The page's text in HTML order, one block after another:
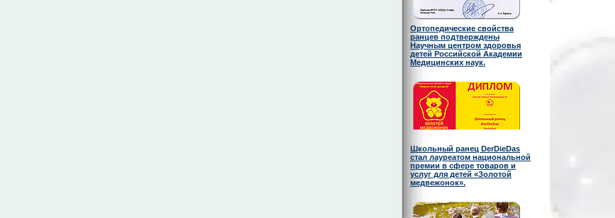
Ортопедические свойства
ранцев подтверждены
Научным центром здоровья
детей Российской Академии
Медицинских наук.
Школьный ранец DerDieDas
стал лауреатом национальной
премии в сфере товаров и
услуг для детей «Золотой
медвежонок».